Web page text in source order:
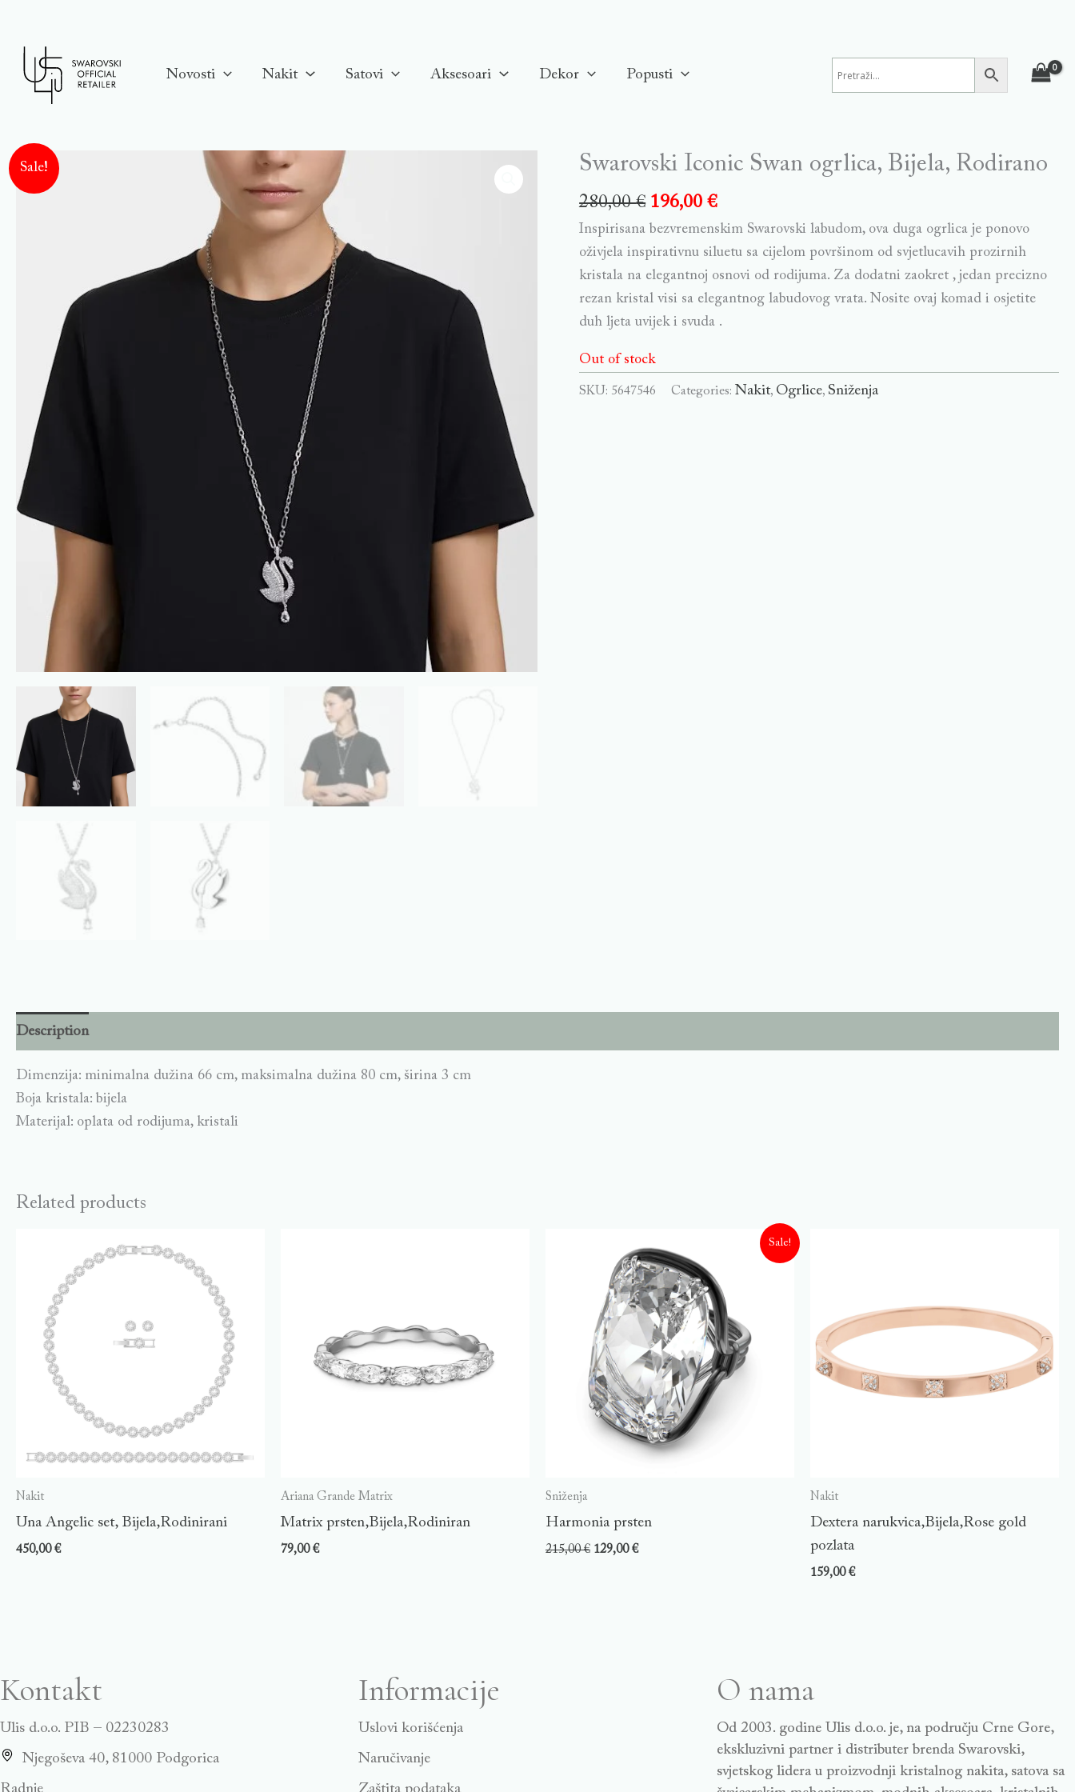
content
Novosti
Nakit Satovi Aksesoari Dekor Popusti
Sale! Swarovski Iconic Swan ogrlica, Bijela, Rodirano
280,00€ 196,00€
Inspirisana bezvremenskim Swarovski labudom, ova duga ogrlica je ponovo
oživjela inspirativnu siluetu sa cijelom površinom od svjetlucavih prozirnih
kristala na elegantnoj osnovi od rodijuma. Za dodatni zaokret , jedan precizno
rezan kristal visi sa elegantnog labudovog vrata. Nosite ovaj komad i osjetite
duh ljeta uvijek i svuda .
Out of stock
SKU: 5647546 Categories:Nakit, Ogrlice, Sniženja
Description
Dimenzija: minimalna dužina 66 cm, maksimalna dužina 80 cm, širina 3 cm
Boja kristala: bijela
Materijal: oplata od rodijuma, kristali
Related products
Nakit
Una Angelic set, Bijela,Rodinirani
450,00€
Ariana Grande Matrix
Matrix prsten,Bijela,Rodiniran
79,00€
Sale!
Sniženja
Harmonia prsten
215,00€ 129,00€
Nakit
Dextera narukvica,Bijela,Rose gold
pozlata
159,00€
Kontakt
Ulis d.o.o. PIB – 02230283
Njegoševa 40, 81000 Podgorica
Informacije
Uslovi korišćenja
Naručivanje
O nama
Od 2003. godine Ulis d.o.o. je, na području Crne Gore,
ekskluzivni partner i distributer brenda Swarovski,
svjetskog lidera u proizvodnji kristalnog nakita, satova sa